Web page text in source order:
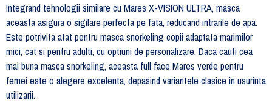
Integrand tehnologii similare cu Mares X-VISION ULTRA, masca
aceasta asigura o sigilare perfecta pe fata, reducand intrarile de apa.
Este potrivita atat pentru masca snorkeling copii adaptata marimilor
mici, cat si pentru adulti, cu optiuni de personalizare. Daca cauti cea
mai buna masca snorkeling, aceasta full face Mares verde pentru
femei este o alegere excelenta, depasind variantele clasice in usurinta
utilizarii.